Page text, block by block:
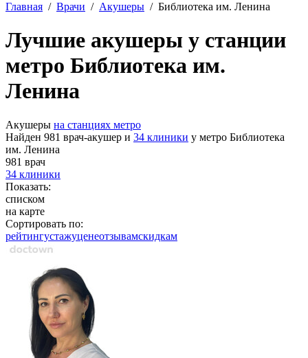
Главная / Врачи / Акушеры / Библиотека им. Ленина
Лучшие акушеры у станции
метро Библиотека им.
Ленина
Акушеры на станциях метро
Найден 981 врач-акушер и 34 клиники у метро Библиотека
им. Ленина
981 врач
34 клиники
Показать:
списком
на карте
Сортировать по:
рейтингустажуценеотзывамcкидкам